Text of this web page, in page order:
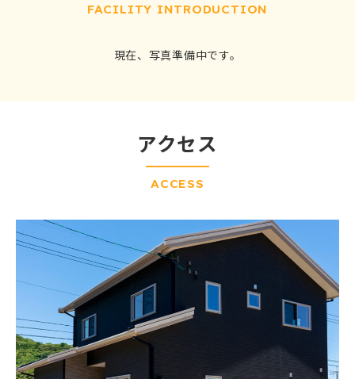
FACILITY INTRODUCTION
現在、写真準備中です。
アクセス
ACCESS